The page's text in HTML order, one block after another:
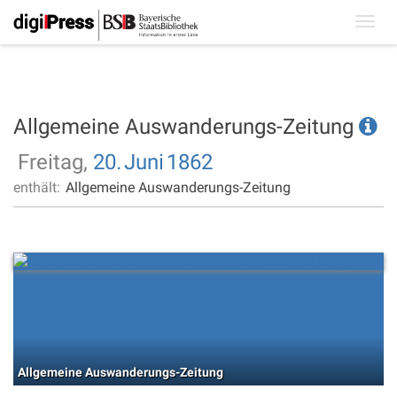
Allgemeine Auswanderungs-Zeitung
Freitag, 20.Juni 1862
enthält: Allgemeine Auswanderungs-Zeitung
Allgemeine Auswanderungs-Zeitung